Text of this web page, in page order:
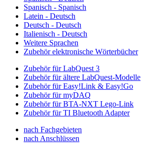
Spanisch - Spanisch
Latein - Deutsch
Deutsch - Deutsch
Italienisch - Deutsch
Weitere Sprachen
Zubehör elektronische Wörterbücher
Zubehör für LabQuest 3
Zubehör für ältere LabQuest-Modelle
Zubehör für Easy!Link & Easy!Go
Zubehör für myDAQ
Zubehör für BTA-NXT Lego-Link
Zubehör für TI Bluetooth Adapter
nach Fachgebieten
nach Anschlüssen